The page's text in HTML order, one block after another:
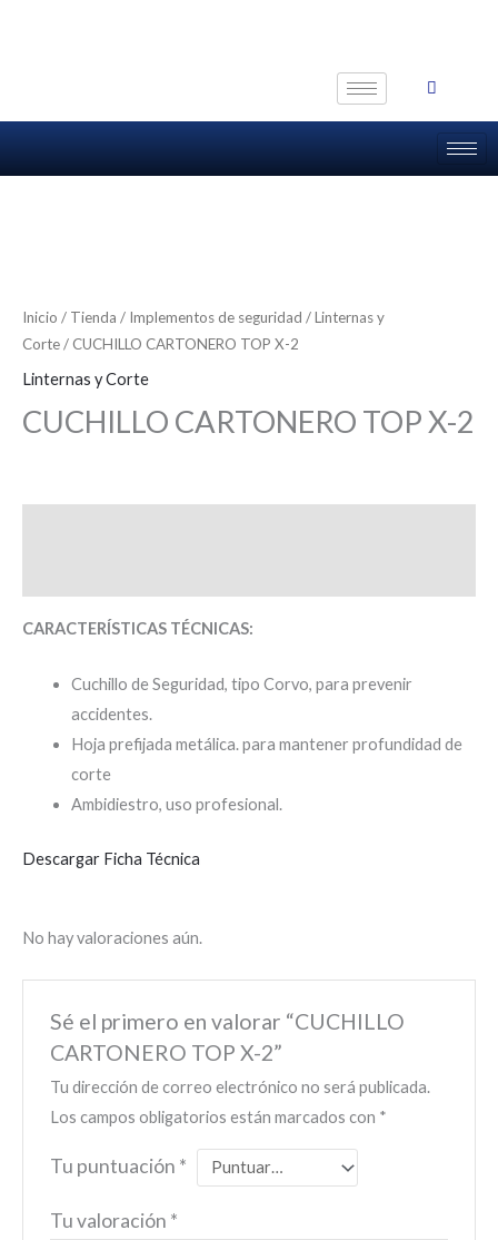
Inicio / Tienda / Implementos de seguridad /Linternas y
Corte/ CUCHILLO CARTONERO TOP X-2
Linternas y Corte
CUCHILLO CARTONERO TOP X-2
CARACTERÍSTICAS TÉCNICAS:
Cuchillo de Seguridad, tipo Corvo, para prevenir
accidentes.
Hoja prefijada metálica. para mantener profundidad de
corte
Ambidiestro, uso profesional.
Descargar Ficha Técnica
No hay valoraciones aún.
Sé el primero en valorar “CUCHILLO
CARTONERO TOP X-2”
Tu dirección de correo electrónico no será publicada.
Los campos obligatorios están marcados con *
Tu puntuación *
Tu valoración *